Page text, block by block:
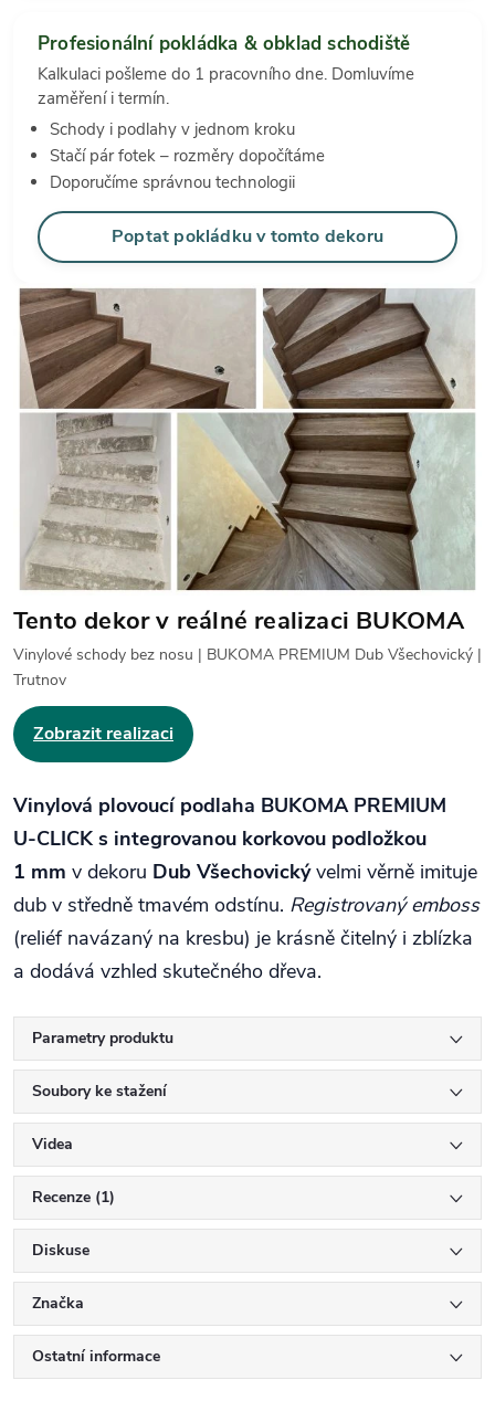
Profesionální pokládka & obklad schodiště
Kalkulaci pošleme do 1 pracovního dne. Domluvíme
zaměření i termín.
Schody i podlahy v jednom kroku
Stačí pár fotek – rozměry dopočítáme
Doporučíme správnou technologii
Poptat pokládku v tomto dekoru
Tento dekor v reálné realizaci BUKOMA
Vinylové schody bez nosu | BUKOMA PREMIUM Dub Všechovický |
Trutnov
Zobrazit realizaci
Vinylová plovoucí podlaha BUKOMA PREMIUM
U‑CLICK s integrovanou korkovou podložkou
1 mm v dekoru Dub Všechovickývelmi věrně imituje
dub v středně tmavém odstínu. Registrovaný emboss
(reliéf navázaný na kresbu) je krásně čitelný i zblízka
a dodává vzhled skutečného dřeva.
Parametry produktu
Soubory ke stažení
Videa
Recenze (1)
Diskuse
Značka
Ostatní informace